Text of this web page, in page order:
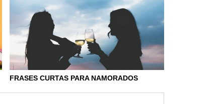
FRASES CURTAS PARA NAMORADOS